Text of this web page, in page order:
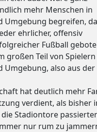
mehr Menschen in
Umgebung begreifen,
ehrlicher, offensiv
Fußball
großen Teil von
Umgebung, also aus der
hat deutlich mehr
verdient, als bisher
Stadiontore
nur rum zu